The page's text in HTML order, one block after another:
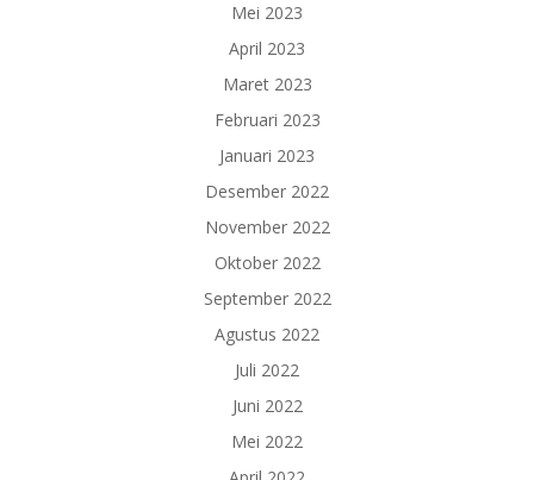
Mei 2023
April 2023
Maret 2023
Februari 2023
Januari 2023
Desember 2022
November 2022
Oktober 2022
September 2022
Agustus 2022
Juli 2022
Juni 2022
Mei 2022